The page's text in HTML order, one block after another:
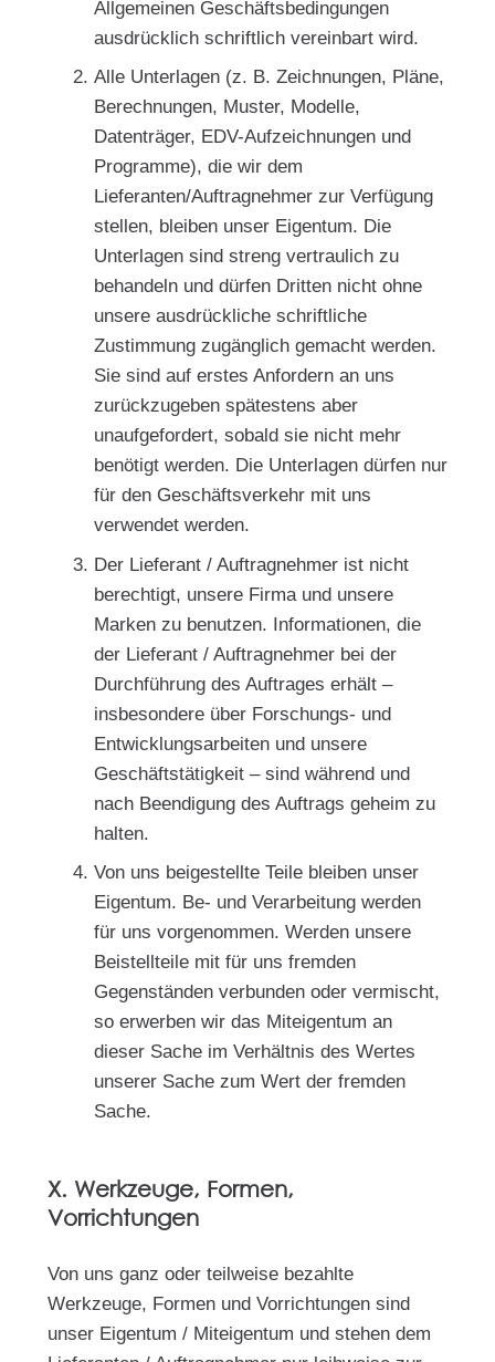
Allgemeinen Geschäftsbedingungen
ausdrücklich schriftlich vereinbart wird.
Alle Unterlagen (z. B. Zeichnungen, Pläne,
Berechnungen, Muster, Modelle,
Datenträger, EDV-Aufzeichnungen und
Programme), die wir dem
Lieferanten/Auftragnehmer zur Verfügung
stellen, bleiben unser Eigentum. Die
Unterlagen sind streng vertraulich zu
behandeln und dürfen Dritten nicht ohne
unsere ausdrückliche schriftliche
Zustimmung zugänglich gemacht werden.
Sie sind auf erstes Anfordern an uns
zurückzugeben spätestens aber
unaufgefordert, sobald sie nicht mehr
benötigt werden. Die Unterlagen dürfen nur
für den Geschäftsverkehr mit uns
verwendet werden.
Der Lieferant / Auftragnehmer ist nicht
berechtigt, unsere Firma und unsere
Marken zu benutzen. Informationen, die
der Lieferant / Auftragnehmer bei der
Durchführung des Auftrages erhält –
insbesondere über Forschungs- und
Entwicklungsarbeiten und unsere
Geschäftstätigkeit – sind während und
nach Beendigung des Auftrags geheim zu
halten.
Von uns beigestellte Teile bleiben unser
Eigentum. Be- und Verarbeitung werden
für uns vorgenommen. Werden unsere
Beistellteile mit für uns fremden
Gegenständen verbunden oder vermischt,
so erwerben wir das Miteigentum an
dieser Sache im Verhältnis des Wertes
unserer Sache zum Wert der fremden
Sache.
X. Werkzeuge, Formen,
Vorrichtungen
Von uns ganz oder teilweise bezahlte
Werkzeuge, Formen und Vorrichtungen sind
unser Eigentum / Miteigentum und stehen dem